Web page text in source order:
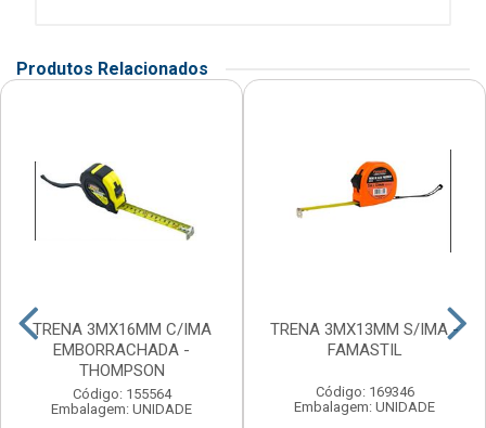
Produtos Relacionados
TRENA 3MX16MM C/IMA
EMBORRACHADA -
THOMPSON
Código: 155564
Embalagem: UNIDADE
TRENA 3MX13MM S/IMA -
FAMASTIL
Código: 169346
Embalagem: UNIDADE